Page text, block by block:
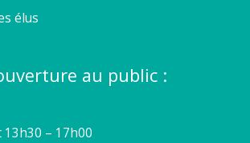
élus
au public :
– 17h00